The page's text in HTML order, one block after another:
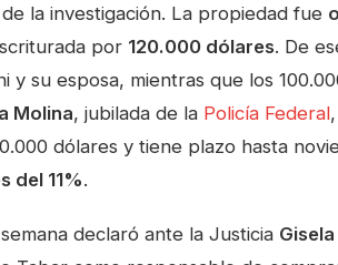
la investigación. La propiedad fue
por 120.000 dólares. De
su esposa, mientras que los
Molina, jubilada de la Policía Federal
dólares y tiene plazo hasta
del 11%.
declaró ante la Justicia